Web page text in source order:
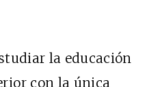
la educación
con la única